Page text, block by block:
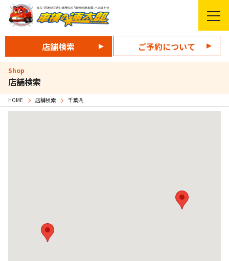
店舗検索 ご予約について
Shop
店舗検索
HOME 店舗検索 千葉県